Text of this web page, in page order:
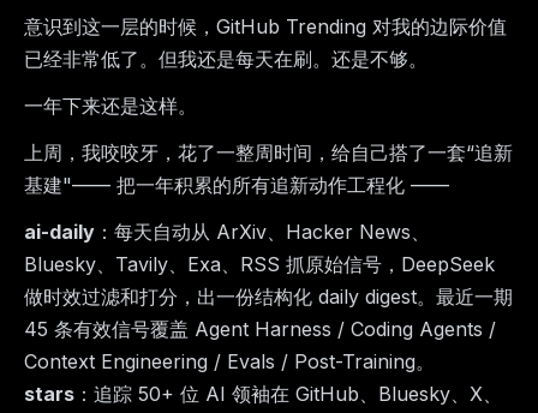
意识到这一层的时候，GitHub Trending 对我的边际价值
已经非常低了。但我还是每天在刷。还是不够。
一年下来还是这样。
上周，我咬咬牙，花了一整周时间，给自己搭了一套“追新
基建"—— 把一年积累的所有追新动作工程化 ——
ai-daily ：每天自动从 ArXiv、Hacker News、
Bluesky、Tavily、Exa、RSS 抓原始信号，DeepSeek
做时效过滤和打分，出一份结构化 daily digest。最近一期
45 条有效信号覆盖 Agent Harness / Coding Agents /
Context Engineering / Evals / Post-Training。
stars ：追踪 50+ 位 AI 领袖在 GitHub、Bluesky、X、